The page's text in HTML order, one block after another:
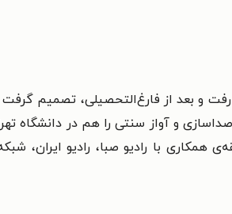
رفت و بعد از فارغ‌التحصیلی، تصمیم
و آواز سنتی را هم در دانشگاه
کرد. او سابقه‌ی همکاری با رادیو صبا، رادیو ایران،